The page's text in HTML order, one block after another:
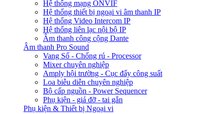
Hệ thống mạng ONVIF
Hệ thống thiết bị ngoại vi âm thanh IP
Hệ thống Video Intercom IP
Hệ thống liên lạc nội bộ IP
Âm thanh công cộng Dante
Âm thanh Pro Sound
Vang Số - Chống rú - Processor
Mixer chuyên nghiệp
Amply hội trường - Cục đẩy công suất
Loa biễu diễn chuyên nghiệp
Bộ cấp nguồn - Power Sequencer
Phụ kiện - giá đỡ - tai gắn
Phụ kiện & Thiết bị Ngoại vi